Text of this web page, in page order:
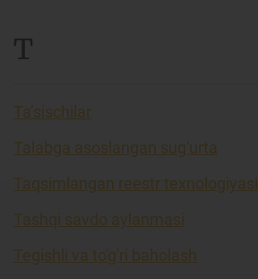
T
Ta’sischilar
Talabga asoslangan sug'urta
Taqsimlangan reestr texnologiyasi
Tashqi savdo aylanmasi
Tegishli va to'g'ri baholash